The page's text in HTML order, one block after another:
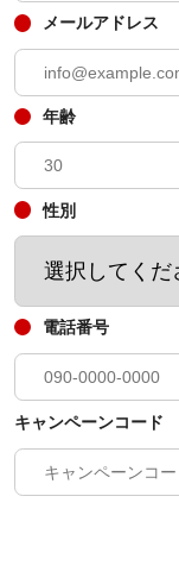
メールアドレス
年齢
性別
電話番号
キャンペーンコード